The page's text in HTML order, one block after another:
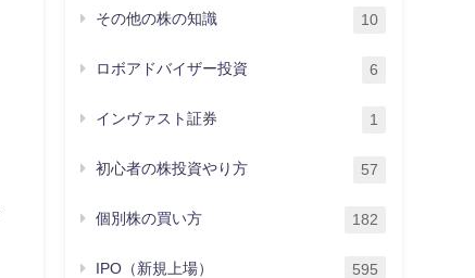
その他の株の知識 10
ロボアドバイザー投資 6
インヴァスト証券 1
初心者の株投資やり方 57
個別株の買い方 182
IPO（新規上場） 595